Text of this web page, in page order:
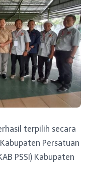
terpilih secara
Persatuan
PSSI) Kabupaten